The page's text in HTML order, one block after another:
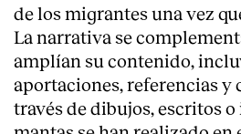
Clientes
de los migrantes una vez
La narrativa se
amplían su contenido,
aportaciones, referencias y
través de dibujos, escritos o